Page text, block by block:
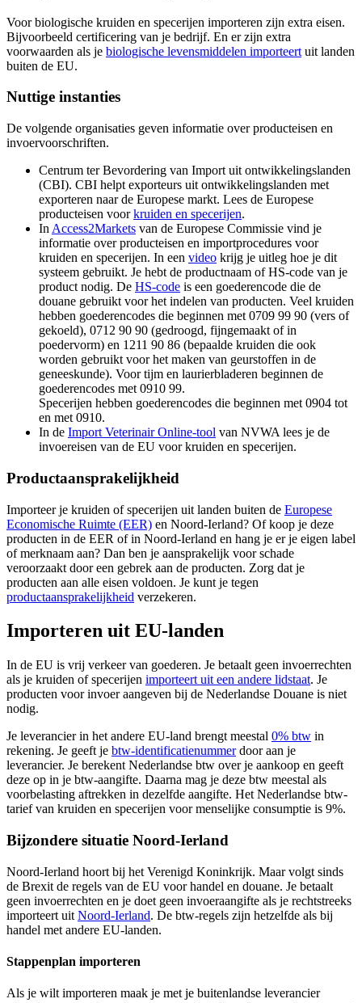
Voor biologische kruiden en specerijen importeren zijn extra eisen.
Bijvoorbeeld certificering van je bedrijf. En er zijn extra
voorwaarden als je biologische levensmiddelen importeert uit landen
buiten de EU.
Nuttige instanties
De volgende organisaties geven informatie over producteisen en
invoervoorschriften.
Centrum ter Bevordering van Import uit ontwikkelingslanden
(CBI). CBI helpt exporteurs uit ontwikkelingslanden met
exporteren naar de Europese markt. Lees de Europese
producteisen voorkruiden en specerijen.
In Access2Markets van de Europese Commissie vind je
informatie over producteisen en importprocedures voor
kruiden en specerijen. In een video krijg je uitleg hoe je dit
systeem gebruikt. Je hebt de productnaam of HS-code van je
product nodig. De HS-code is een goederencode die de
douane gebruikt voor het indelen van producten. Veel kruiden
hebben goederencodes die beginnen met 0709 99 90 (vers of
gekoeld), 0712 90 90 (gedroogd, fijngemaakt of in
poedervorm) en 1211 90 86 (bepaalde kruiden die ook
worden gebruikt voor het maken van geurstoffen in de
geneeskunde). Voor tijm en laurierbladeren beginnen de
goederencodes met 0910 99.
Specerijen hebben goederencodes die beginnen met 0904 tot
en met 0910.
In de Import VeterinairOnline-tool van NVWA lees je de
invoereisen van de EU voor kruiden en specerijen.
Productaansprakelijkheid
Importeer je kruiden of specerijen uit landen buiten de Europese
Economische Ruimte (EER) en Noord-Ierland? Of koop je deze
producten in de EER of in Noord-Ierland en hang je er je eigen label
of merknaam aan? Dan ben je aansprakelijk voor schade
veroorzaakt door een gebrek aan de producten. Zorg dat je
producten aan alle eisen voldoen. Je kunt je tegen
productaansprakelijkheid verzekeren.
Importeren uit EU-landen
In de EU is vrij verkeer van goederen. Je betaalt geen invoerrechten
als je kruiden of specerijen importeert uit een andere lidstaat. Je
producten voor invoer aangeven bij de Nederlandse Douane is niet
nodig.
Je leverancier in het andere EU-land brengt meestal 0% btw in
rekening. Je geeft je btw-identificatienummerdoor aan je
leverancier. Je berekent Nederlandse btw over je aankoop en geeft
deze op in je btw-aangifte. Daarna mag je deze btw meestal als
voorbelasting aftrekken in dezelfde aangifte. Het Nederlandse btw-
tarief van kruiden en specerijen voor menselijke consumptie is 9%.
Bijzondere situatie Noord-Ierland
Noord-Ierland hoort bij het Verenigd Koninkrijk. Maar volgt sinds
de Brexit de regels van de EU voor handel en douane. Je betaalt
geen invoerrechten en je doet geen invoeraangifte als je rechtstreeks
importeert uit Noord-Ierland. De btw-regels zijn hetzelfde als bij
handel met andere EU-landen.
Stappenplan importeren
Als je wilt importeren maak je met je buitenlandse leverancier